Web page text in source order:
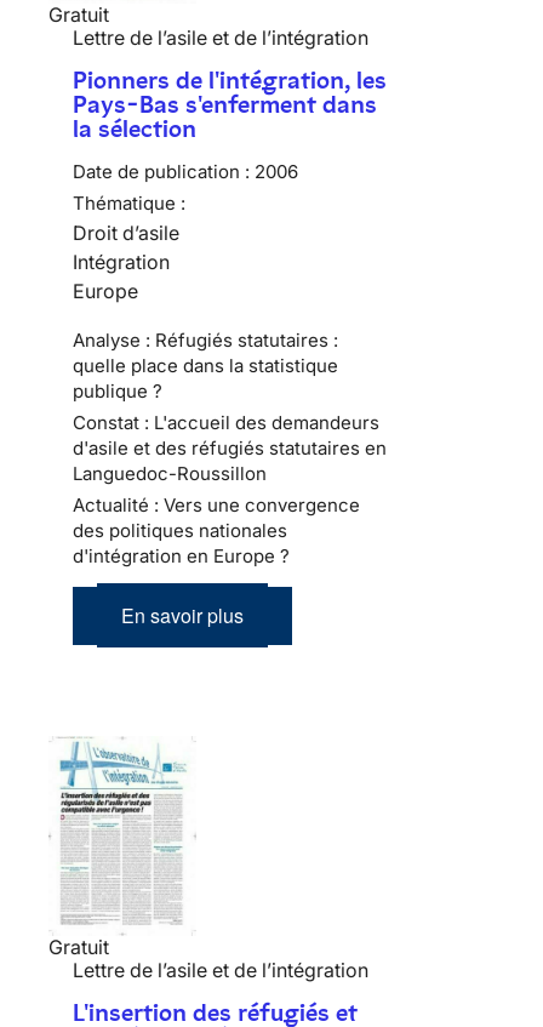
Gratuit
Lettre de l’asile et de l’intégration
Pionners de l'intégration, les
Pays-Bas s'enferment dans
la sélection
Date de publication : 2006
Thématique :
Droit d’asile
Intégration
Europe
Analyse : Réfugiés statutaires :
quelle place dans la statistique
publique ?
Constat : L'accueil des demandeurs
d'asile et des réfugiés statutaires en
Languedoc-Roussillon
Actualité : Vers une convergence
des politiques nationales
d'intégration en Europe ?
En savoir plus
Gratuit
Lettre de l’asile et de l’intégration
L'insertion des réfugiés et